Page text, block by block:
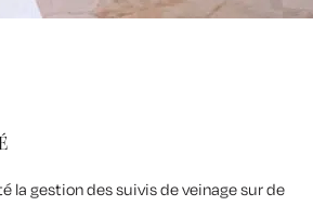
la gestion des suivis de veinage sur de